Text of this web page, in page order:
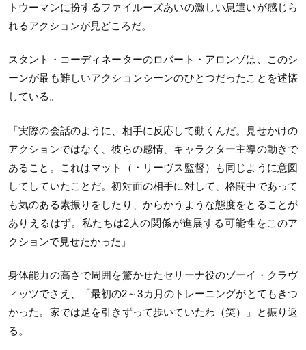
トウーマンに扮するファイルーズあいの激しい息遣いが感じら
れるアクションが見どころだ。
スタント・コーディネーターのロバート・アロンゾは、このシ
ーンが最も難しいアクションシーンのひとつだったことを述懐
している。
「実際の会話のように、相手に反応して動くんだ。見せかけの
アクションではなく、彼らの感情、キャラクター主導の動きで
あること。これはマット（・リーヴス監督）も同じように意図
してしていたことだ。初対面の相手に対して、格闘中であって
も気のある素振りをしたり、からかうような態度をとることが
ありえるはず。私たちは2人の関係が進展する可能性をこのア
クションで見せたかった」
身体能力の高さで周囲を驚かせたセリーナ役のゾーイ・クラヴ
ィッツでさえ、「最初の2～3カ月のトレーニングがとてもきつ
かった。家では足を引きずって歩いていたわ（笑）」と振り返
る。